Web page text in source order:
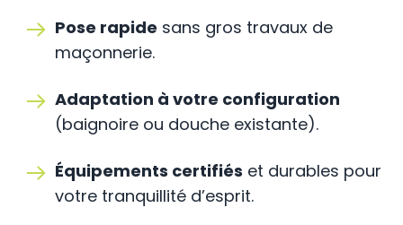
Pose rapide sans gros travaux de
maçonnerie.
Adaptation à votre configuration
(baignoire ou douche existante).
Équipements certifiés et durables pour
votre tranquillité d’esprit.